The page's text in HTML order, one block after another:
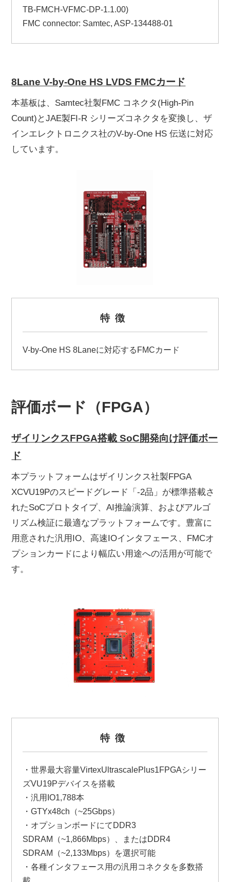
TB-FMCH-VFMC-DP-1.1.00)
FMC connector: Samtec, ASP-134488-01
8Lane V-by-One HS LVDS FMCカード
本基板は、Samtec社製FMC コネクタ(High-Pin
Count)とJAE製FI-R シリーズコネクタを変換し、ザ
インエレクトロニクス社のV-by-One HS 伝送に対応
しています。
特徴
V-by-One HS 8Laneに対応するFMCカード
評価ボード（FPGA）
ザイリンクスFPGA搭載 SoC開発向け評価ボー
ド
本プラットフォームはザイリンクス社製FPGA
XCVU19Pのスピードグレード「-2品」が標準搭載さ
れたSoCプロトタイプ、AI推論演算、およびアルゴ
リズム検証に最適なプラットフォームです。豊富に
用意された汎用IO、高速IOインタフェース、FMCオ
プションカードにより幅広い用途への活用が可能で
す。
特徴
・世界最大容量VirtexUltrascalePlus1FPGAシリー
ズVU19Pデバイスを搭載
・汎用IO1,788本
・GTYx48ch（~25Gbps）
・オプションボードにてDDR3
SDRAM（~1,866Mbps）、またはDDR4
SDRAM（~2,133Mbps）を選択可能
・各種インタフェース用の汎用コネクタを多数搭